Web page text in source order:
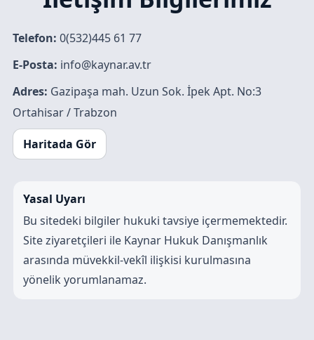
Telefon: 0(532)445 61 77
E-Posta: info@kaynar.av.tr
Adres: Gazipaşa mah. Uzun Sok. İpek Apt. No:3
Ortahisar / Trabzon
Haritada Gör
Yasal Uyarı
Bu sitedeki bilgiler hukuki tavsiye içermemektedir.
Site ziyaretçileri ile Kaynar Hukuk Danışmanlık
arasında müvekkil-vekîl ilişkisi kurulmasına
yönelik yorumlanamaz.